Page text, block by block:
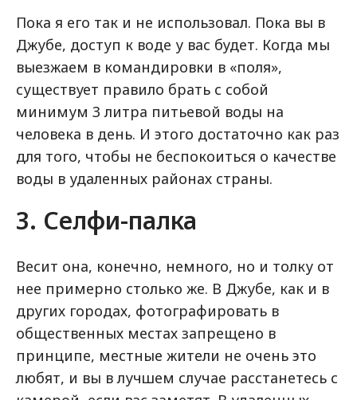
Пока я его так и не использовал. Пока вы в
Джубе, доступ к воде у вас будет. Когда мы
выезжаем в командировки в «поля»,
существует правило брать с собой
минимум 3 литра питьевой воды на
человека в день. И этого достаточно как раз
для того, чтобы не беспокоиться о качестве
воды в удаленных районах страны.
3. Селфи-палка
Весит она, конечно, немного, но и толку от
нее примерно столько же. В Джубе, как и в
других городах, фотографировать в
общественных местах запрещено в
принципе, местные жители не очень это
любят, и вы в лучшем случае расстанетесь с